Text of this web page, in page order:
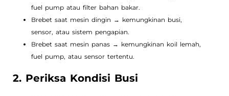
fuel pump atau filter bahan bakar.
Brebet saat mesin dingin → kemungkinan busi,
sensor, atau sistem pengapian.
Brebet saat mesin panas → kemungkinan koil lemah,
fuel pump, atau sensor tertentu.
2. Periksa Kondisi Busi